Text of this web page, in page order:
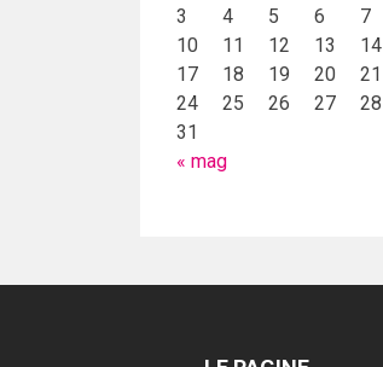
« mag
3
4 5 6 7
10
11 12 13 14
17
18 19 20 21
24
25 26 27 28
31